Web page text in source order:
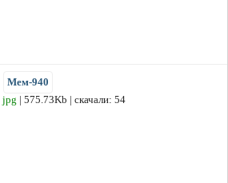
Мем-940
jpg | 575.73Kb | скачали: 54